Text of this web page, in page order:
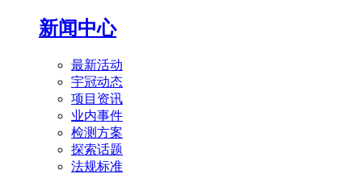
新闻中心
最新活动
宇冠动态
项目资讯
业内事件
检测方案
探索话题
法规标准